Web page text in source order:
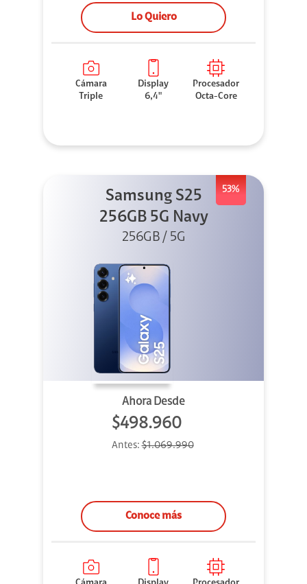
Lo Quiero
Cámara
Triple
Display
6,4"
Procesador
Octa-Core
53%
Samsung S25
256GB 5G Navy
256GB / 5G
Ahora Desde
$498.960
Antes:$1.069.990
Conoce más